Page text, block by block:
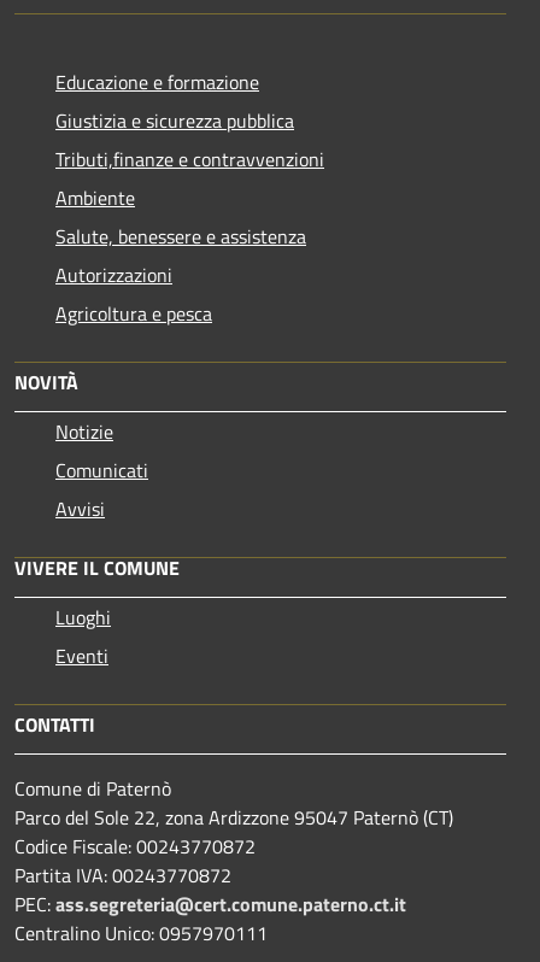
Educazione e formazione
Giustizia e sicurezza pubblica
Tributi,finanze e contravvenzioni
Ambiente
Salute, benessere e assistenza
Autorizzazioni
Agricoltura e pesca
NOVITÀ
Notizie
Comunicati
Avvisi
VIVERE IL COMUNE
Luoghi
Eventi
CONTATTI
Comune di Paternò
Parco del Sole 22, zona Ardizzone 95047 Paternò (CT)
Codice Fiscale: 00243770872
Partita IVA: 00243770872
PEC:ass.segreteria@cert.comune.paterno.ct.it
Centralino Unico: 0957970111